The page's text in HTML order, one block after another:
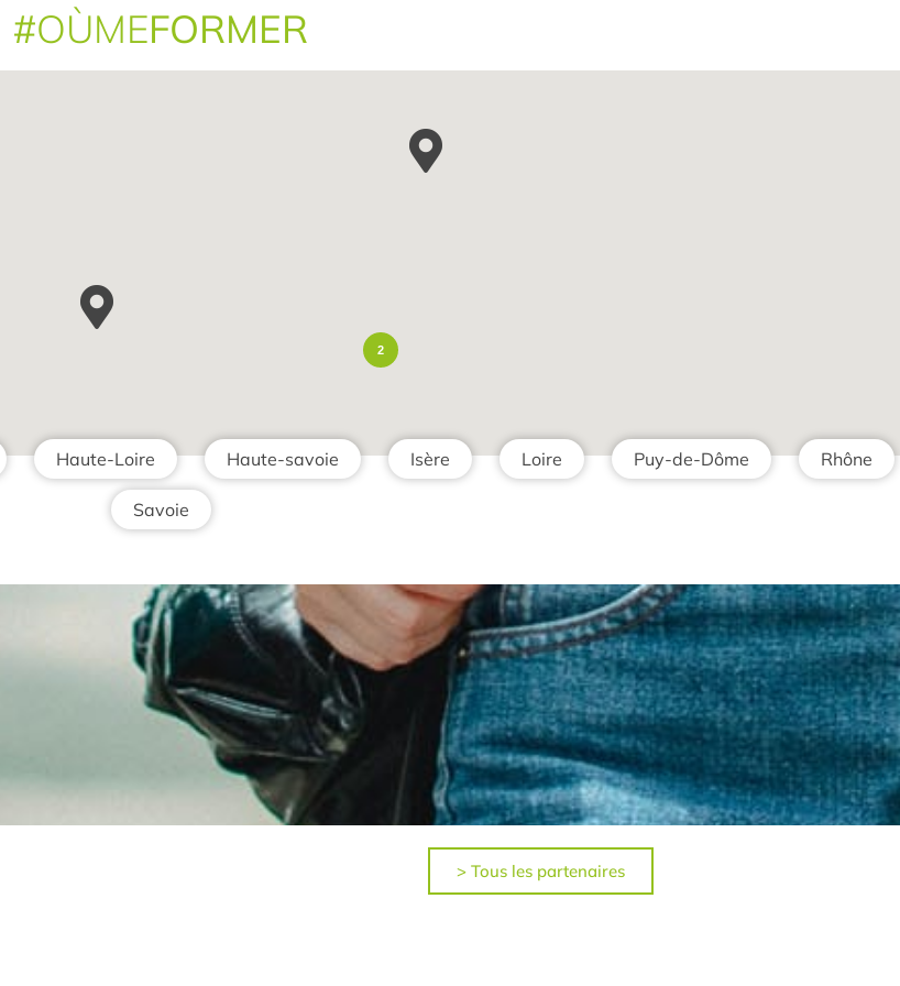
#OÙMEFORMER
2
Haute-Loire Haute-savoie Isère Loire Puy-de-Dôme Rhône
Savoie
> Tous les partenaires